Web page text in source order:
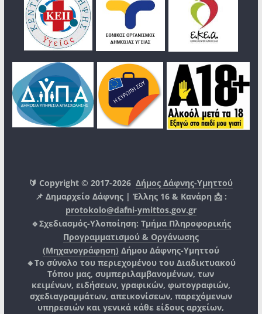
🔰 Copyright © 2017-2026Δήμος Δάφνης-Υμηττού
📌 Δημαρχείο Δάφνης | Έλλης 16 & Κανάρη 📩 :
protokolo@dafni-ymittos.gov.gr
🔹Σχεδιασμός-Υλοποίηση: Τμήμα Πληροφορικής
Προγραμματισμού & Οργάνωσης
(Μηχανογράφηση) Δήμου Δάφνης-Υμηττού
🔸Το σύνολο του περιεχομένου του Διαδικτυακού
Τόπου μας, συμπεριλαμβανομένων, των
κειμένων, ειδήσεων, γραφικών, φωτογραφιών,
σχεδιαγραμμάτων, απεικονίσεων, παρεχόμενων
υπηρεσιών και γενικά κάθε είδους αρχείων,